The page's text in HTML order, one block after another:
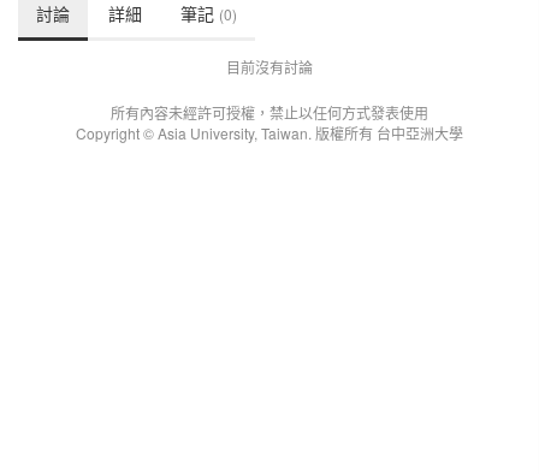
討論 詳細 筆記 (0)
目前沒有討論
所有內容未經許可授權，禁止以任何方式發表使用
Copyright © Asia University, Taiwan. 版權所有 台中亞洲大學